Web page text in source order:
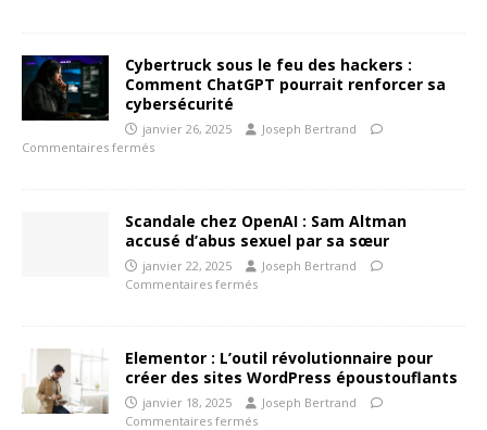
Cybertruck sous le feu des hackers :
Comment ChatGPT pourrait renforcer sa
cybersécurité
janvier 26, 2025
Joseph Bertrand
Commentaires fermés
Scandale chez OpenAI : Sam Altman
accusé d’abus sexuel par sa sœur
janvier 22, 2025
Joseph Bertrand
Commentaires fermés
Elementor : L’outil révolutionnaire pour
créer des sites WordPress époustouflants
janvier 18, 2025
Joseph Bertrand
Commentaires fermés